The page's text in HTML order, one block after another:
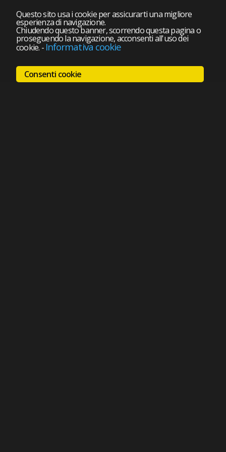
Questo sito usa i cookie per assicurarti una migliore
esperienza di navigazione.
Chiudendo questo banner, scorrendo questa pagina o
proseguendo la navigazione, acconsenti all'uso dei
cookie. - Informativa cookie
Consenti cookie